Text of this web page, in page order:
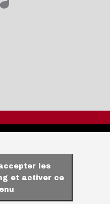
les
et activer ce